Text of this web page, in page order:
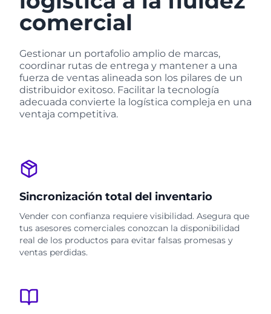
comercial
Gestionar un portafolio amplio de marcas,
coordinar rutas de entrega y mantener a una
fuerza de ventas alineada son los pilares de un
distribuidor exitoso. Facilitar la tecnología
adecuada convierte la logística compleja en una
ventaja competitiva.
Sincronización total del inventario
Vender con confianza requiere visibilidad. Asegura que
tus asesores comerciales conozcan la disponibilidad
real de los productos para evitar falsas promesas y
ventas perdidas.